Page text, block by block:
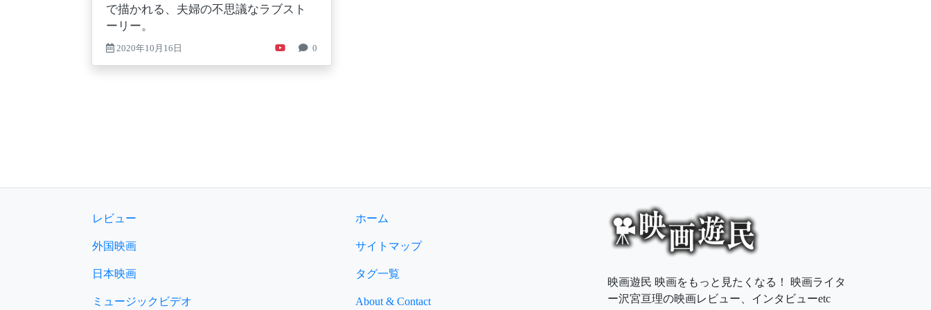
で描かれる、夫婦の不思議なラブスト
ーリー。
2020年10月16日 0
レビュー
外国映画
日本映画
ミュージックビデオ
ホーム
サイトマップ
タグ一覧
About & Contact
映画遊民 映画をもっと見たくなる！ 映画ライタ
ー沢宮亘理の映画レビュー、インタビューetc